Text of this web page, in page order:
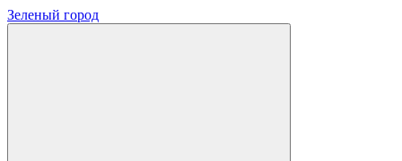
Зеленый город